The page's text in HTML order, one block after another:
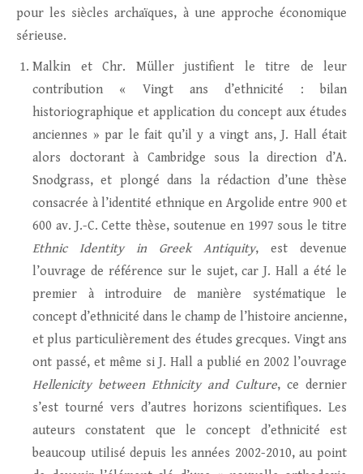
pour les siècles archaïques, à une approche économique
sérieuse.
Malkin et Chr. Müller justifient le titre de leur
contribution « Vingt ans d’ethnicité : bilan
historiographique et application du concept aux études
anciennes » par le fait qu’il y a vingt ans, J. Hall était
alors doctorant à Cambridge sous la direction d’A.
Snodgrass, et plongé dans la rédaction d’une thèse
consacrée à l’identité ethnique en Argolide entre 900 et
600 av. J.-C. Cette thèse, soutenue en 1997 sous le titre
Ethnic Identity in Greek Antiquity, est devenue
l’ouvrage de référence sur le sujet, car J. Hall a été le
premier à introduire de manière systématique le
concept d’ethnicité dans le champ de l’histoire ancienne,
et plus particulièrement des études grecques. Vingt ans
ont passé, et même si J. Hall a publié en 2002 l’ouvrage
Hellenicity between Ethnicity and Culture, ce dernier
s’est tourné vers d’autres horizons scientifiques. Les
auteurs constatent que le concept d’ethnicité est
beaucoup utilisé depuis les années 2002-2010, au point